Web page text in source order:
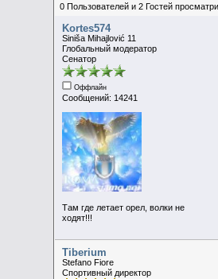
0 Пользователей и 2 Гостей
Kortes574
Siniša Mihajlović 11
Глобальный модератор
Сенатор
Оффлайн
Сообщений: 14241
Там где летает орел, волки не
ходят!!!
Tiberium
Stefano Fiore
Спортивный директор